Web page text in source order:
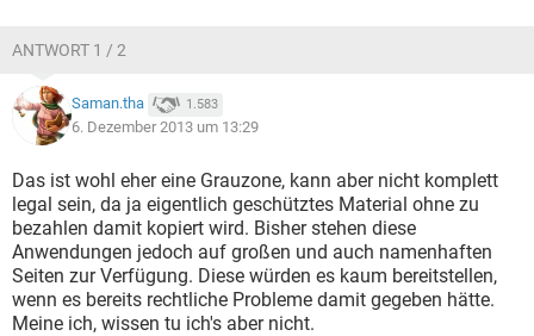
ANTWORT 1 / 2
Saman.tha 1.583
6. Dezember 2013 um 13:29
Das ist wohl eher eine Grauzone, kann aber nicht komplett
legal sein, da ja eigentlich geschütztes Material ohne zu
bezahlen damit kopiert wird. Bisher stehen diese
Anwendungen jedoch auf großen und auch namenhaften
Seiten zur Verfügung. Diese würden es kaum bereitstellen,
wenn es bereits rechtliche Probleme damit gegeben hätte.
Meine ich, wissen tu ich's aber nicht.